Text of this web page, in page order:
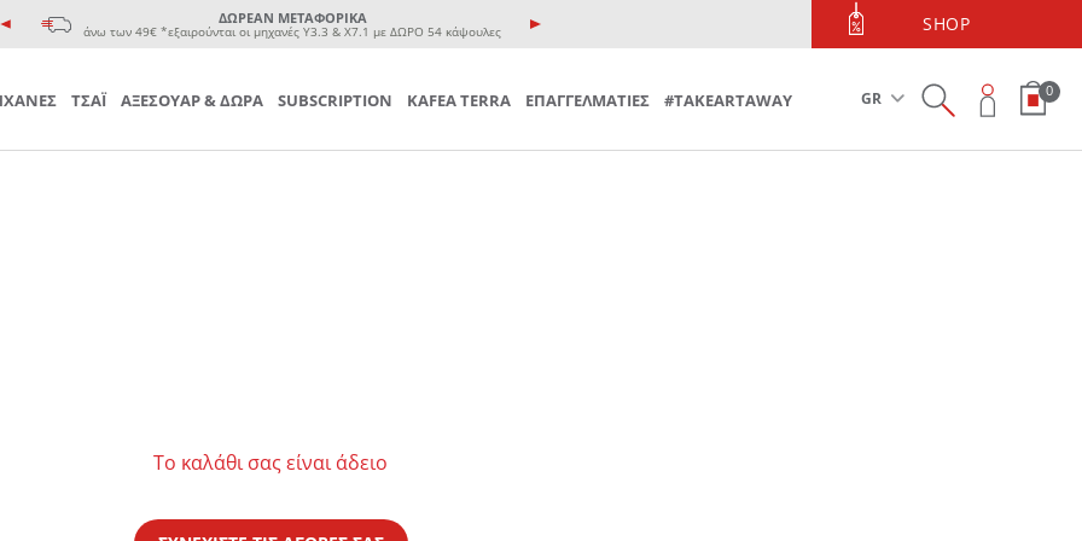
ΔΩΡΕΑΝ ΜΕΤΑΦΟΡΙΚΑ
άνω των 49€ *εξαιρούνται οι μηχανές Υ3.3 & Χ7.1 με ΔΩΡΟ 54 κάψουλες
ΤΗΛΕΦΩΝΙΚΕΣ ΠΑΡΑΓΓΕΛΙΕΣ
Τηλεφωνικές Παραγγελίες 213 090 5600SHOP
ΤΣΑΪ ΑΞΕΣΟΥΑΡ & ΔΩΡΑ SUBSCRIPTION KAFEA TERRA ΕΠΑΓΓΕΛΜΑΤΙΕΣ #TAKEARTAWAY GR 0
Το καλάθι σας είναι άδειο
που επιθυμείτε και πατήστε στο κουμπί "Προσθήκη στα Αγαπημένα".